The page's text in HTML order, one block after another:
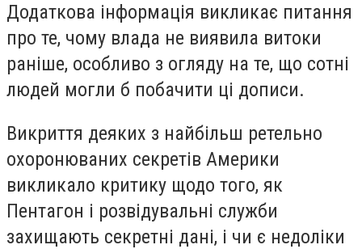
Додаткова інформація викликає питання
про те, чому влада не виявила витоки
раніше, особливо з огляду на те, що сотні
людей могли б побачити ці дописи.
Викриття деяких з найбільш ретельно
охоронюваних секретів Америки
викликало критику щодо того, як
Пентагон і розвідувальні служби
захищають секретні дані, і чи є недоліки